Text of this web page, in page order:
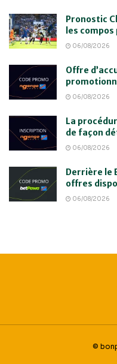
Pronostic
les
06/08/2026
Offre
06/08/2026
La
de façon
06/08/2026
Derrière le
offres
06/08/2026
©